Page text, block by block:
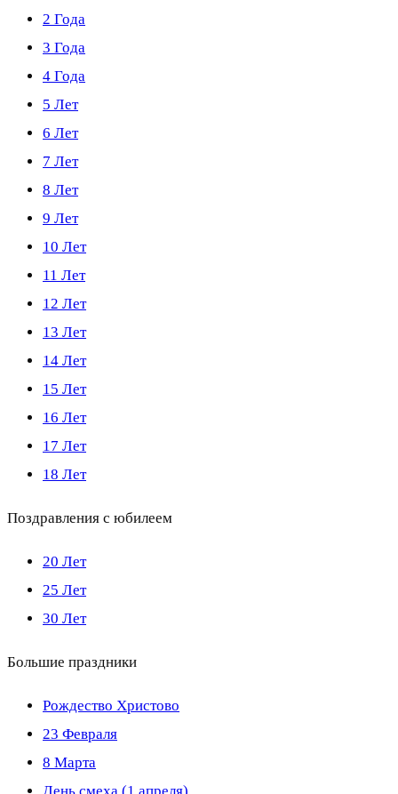
2 Года
3 Года
4 Года
5 Лет
6 Лет
7 Лет
8 Лет
9 Лет
10 Лет
11 Лет
12 Лет
13 Лет
14 Лет
15 Лет
16 Лет
17 Лет
18 Лет
Поздравления с юбилеем
20 Лет
25 Лет
30 Лет
Большие праздники
Рождество Христово
23 Февраля
8 Марта
День смеха (1 апреля)